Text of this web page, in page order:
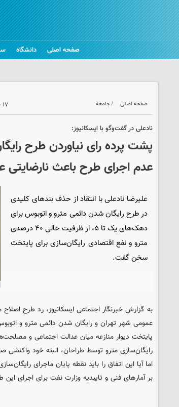
صفحه اصلی دانشگاه
صفحه اصلی جامعه ۱۷ خرداد ۱۴۰۵ - ۱۶:۲۳
نادعلی در گفت‌وگو با ایسکانیوز:
پشت پرده رای نیاوردن طرح
عدم اجرای طرح باعث
علیرضا نادعلی با انتقاد از حذف بندهای کلیدی
در طرح رایگان شدن دائمی مترو و اتوبوس برای
دهک‌های یک تا ۵، از ظرفیت خالی ۴۰ درصدی
مترو و نفع اقتصادی رایگان‌سازی برای پایتخت
سخن گفت.
به گزارش خبرنگار اجتماعی ایسکانیوز، رد طرح
پایتخت دیوار منازعه میان عدالت اجتماعی و
رایگان‌سازی مترو توسط طراحان، البته خود
اما آیا این اتفاق را باید نقطه پایان ماجرای
بر آمارهای فنی و تاییدیه وزارت نفت برای اجرای